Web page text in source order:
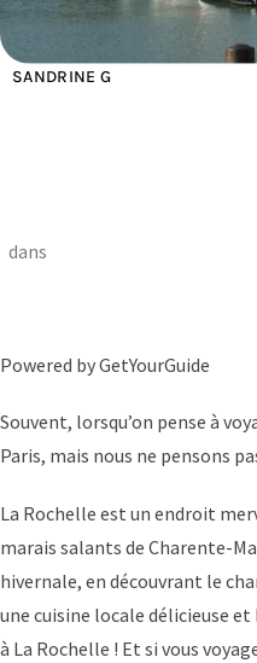
SANDRINE G
dans
Powered byGetYourGuide
Souvent, lorsqu’on pense à
Paris, mais nous ne pensons
La Rochelle est un endroit
marais salants de Charente-
hivernale, en découvrant le
une cuisine locale délicieuse
à La Rochelle ! Et si vous